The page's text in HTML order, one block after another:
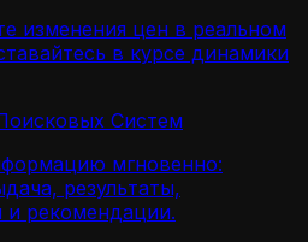
изменения цен в реальном
в курсе динамики
Систем
мгновенно:
результаты,
и рекомендации.